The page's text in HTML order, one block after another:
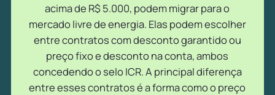
acima de R$ 5.000, podem migrar para o
mercado livre de energia. Elas podem escolher
entre contratos com desconto garantido ou
preço fixo e desconto na conta, ambos
concedendo o selo ICR. A principal diferença
entre esses contratos é a forma como o preço